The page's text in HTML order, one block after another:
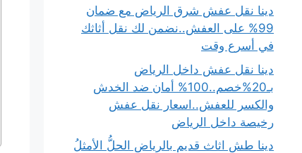
دينا نقل عفش شرق الرياض مع ضمان
99% على العفش..نضمن لك نقل أثاثك
في أسرع وقت
دينا نقل عفش داخل الرياض
بـ20%خصم..100% أمان ضد الخدش
والكسر للعفش..اسعار نقل عفش
رخيصة داخل الرياض
دينا طش اثاث قديم بالرياض الحلُّ الأمثلُ